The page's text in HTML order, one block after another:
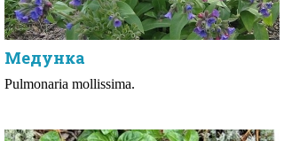
Медунка
Pulmonaria mollissima.